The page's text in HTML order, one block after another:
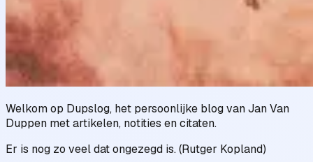
Welkom op Dupslog, het persoonlijke blog van Jan Van
Duppen met artikelen, notities en citaten.
Er is nog zo veel dat ongezegd is. (Rutger Kopland)